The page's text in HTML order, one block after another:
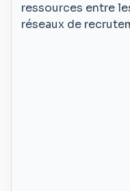
ressources entre
réseaux de